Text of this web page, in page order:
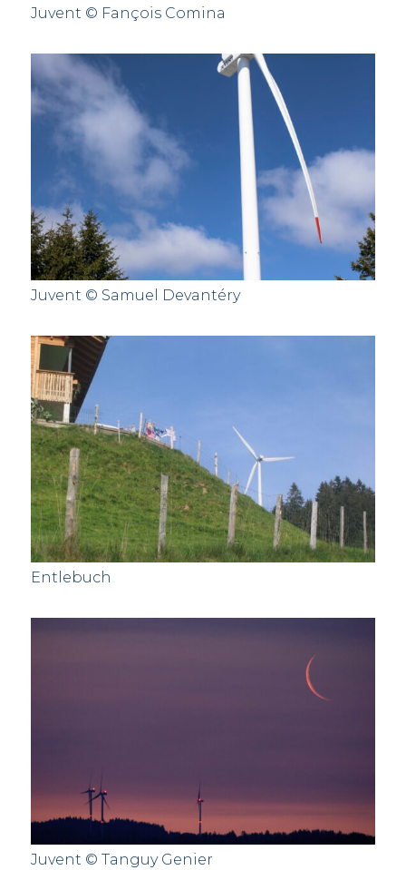
Juvent © Fançois Comina
Juvent © Samuel Devantéry
Entlebuch
Juvent © Tanguy Genier